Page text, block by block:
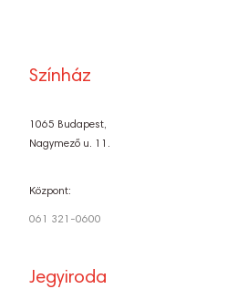
Színház
1065 Budapest,
Nagymező u. 11.
Központ:
061 321-0600
Jegyiroda